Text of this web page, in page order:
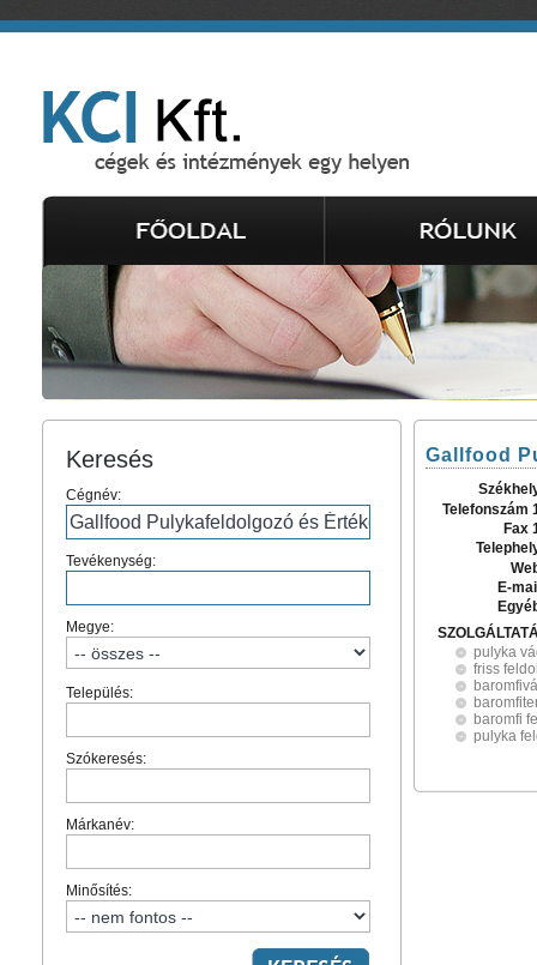
Keresés
Cégnév:
Tevékenység:
Megye:
Település:
Szókeresés:
Márkanév:
Minősítés:
Gallfood
Telefonszám
Fax
E-
pulyka
friss
baromfi
pulyka